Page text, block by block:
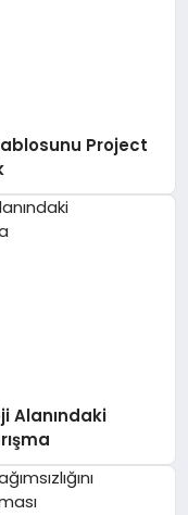
Project
Alanındaki